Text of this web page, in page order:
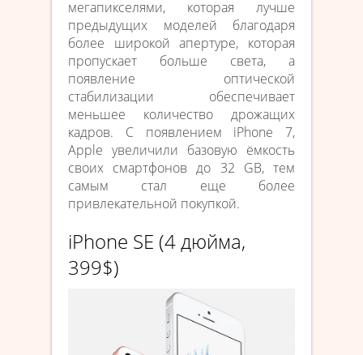
мегапикселями, которая лучше
предыдущих моделей благодаря
более широкой апертуре, которая
пропускает больше света, а
появление оптической
стабилизации обеспечивает
меньшее количество дрожащих
кадров. С появлением iPhone 7,
Apple увеличили базовую ёмкость
своих смартфонов до 32 GB, тем
самым стал еще более
привлекательной покупкой.
iPhone SE (4 дюйма,
399$)